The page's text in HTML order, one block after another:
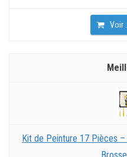
Voir
Kit de Peinture 17 Pièces